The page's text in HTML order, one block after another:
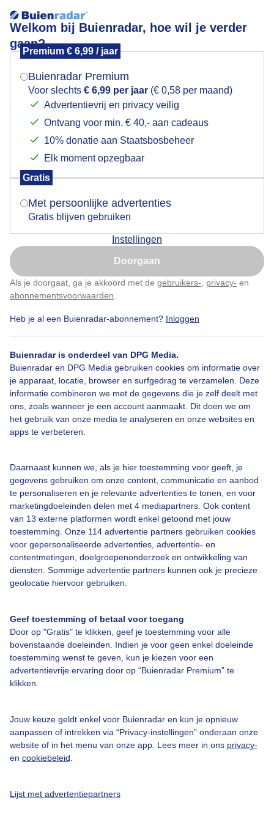
Welkom bij Buienradar, hoe wil je verder
gaan?
Premium € 6,99 / jaar
Buienradar Premium
Voor slechts € 6,99 per jaar (€ 0,58 per maand)
Advertentievrij en privacy veilig
Ontvang voor min. € 40,- aan cadeaus
10% donatie aan Staatsbosbeheer
Elk moment opzegbaar
Gratis
Met persoonlijke advertenties
Gratis blijven gebruiken
Instellingen
Doorgaan
Als je doorgaat, ga je akkoord met de gebruikers- privacy- en
abonnementsvoorwaarden
Heb je al een Buienradar-abonnement? Inloggen
Buienradar is onderdeel van DPG Media.
Buienradar en DPG Media gebruiken cookies om informatie over
je apparaat, locatie, browser en surfgedrag te verzamelen. Deze
informatie combineren we met de gegevens die je zelf deelt met
ons, zoals wanneer je een account aanmaakt. Dit doen we om
het gebruik van onze media te analyseren en onze websites en
apps te verbeteren.
Daarnaast kunnen we, als je hier toestemming voor geeft, je
gegevens gebruiken om onze content, communicatie en aanbod
te personaliseren en je relevante advertenties te tonen, en voor
marketingdoeleinden delen met 4 mediapartners. Ook content
van 13 externe platformen wordt enkel getoond met jouw
toestemming. Onze 114 advertentie partners gebruiken cookies
voor gepersonaliseerde advertenties, advertentie- en
contentmetingen, doelgroepenonderzoek en ontwikkeling van
diensten. Sommige advertentie partners kunnen ook je precieze
geolocatie hiervoor gebruiken.
Geef toestemming of betaal voor toegang
Door op "Gratis" te klikken, geef je toestemming voor alle
bovenstaande doeleinden. Indien je voor geen enkel doeleinde
toestemming wenst te geven, kun je kiezen voor een
advertentievrije ervaring door op “Buienradar Premium” te
klikken.
Jouw keuze geldt enkel voor Buienradar en kun je opnieuw
aanpassen of intrekken via “Privacy-instellingen” onderaan onze
website of in het menu van onze app. Lees meer in ons privacy-
en cookiebeleid
Lijst met advertentiepartners
Bijzon en Kelvin-Helmholtz-wolken? 20.00 uur,
Colijnsplaat (Zeeland)
Door: Vivian Kramer Gemaakt: 06-08-2025, 47x bekeken
Bekijk slideshow
Over Buienradar
Bedrijfsgegevens
Contact
Toegankelijkheid
Gebruikersvoorwaarden
Privacy beleid
Cookie beleid
Gratis weerdata
Mogen we je locatie gebruiken voor het
Indien je hier nog geen akkoord op hebt gegeven,
verschijnt er zo een pop-up uit je browser waarin
Is goed, toon de popup
Nu niet, misschien later
Klik hierom dit aan te passen